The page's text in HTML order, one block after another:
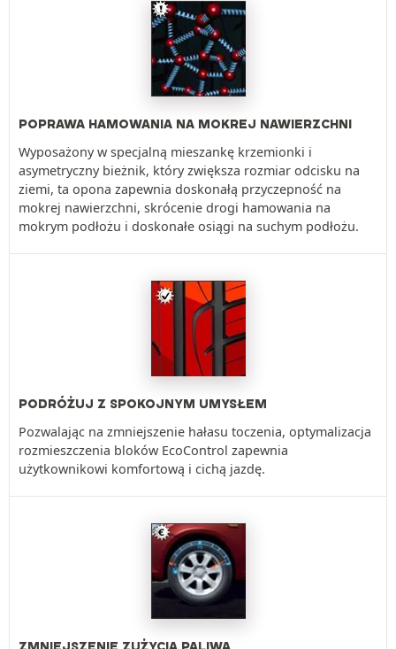
POPRAWA HAMOWANIA NA MOKREJ NAWIERZCHNI
Wyposażony w specjalną mieszankę krzemionki i
asymetryczny bieżnik, który zwiększa rozmiar odcisku na
ziemi, ta opona zapewnia doskonałą przyczepność na
mokrej nawierzchni, skrócenie drogi hamowania na
mokrym podłożu i doskonałe osiągi na suchym podłożu.
PODRÓŻUJ Z SPOKOJNYM UMYSŁEM
Pozwalając na zmniejszenie hałasu toczenia, optymalizacja
rozmieszczenia bloków EcoControl zapewnia
użytkownikowi komfortową i cichą jazdę.